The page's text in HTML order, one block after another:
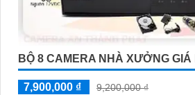
BỘ 8 CAMERA NHÀ XƯỞNG GIÁ
7,900,000 ₫
9,200,000 ₫